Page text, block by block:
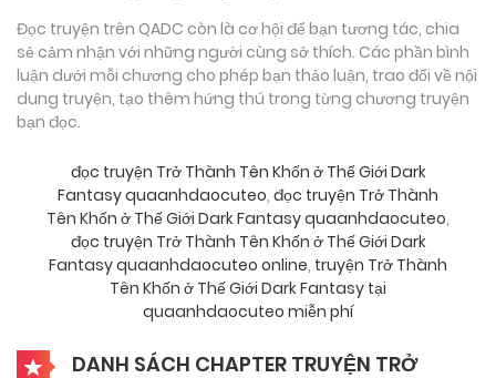
Đọc truyện trên QADC còn là cơ hội để bạn tương tác, chia
sẻ cảm nhận với những người cùng sở thích. Các phần bình
luận dưới mỗi chương cho phép bạn thảo luận, trao đổi về nội
dung truyện, tạo thêm hứng thú trong từng chương truyện
bạn đọc.
đọc truyện Trở Thành Tên Khốn ở Thế Giới Dark
Fantasy quaanhdaocuteo, đọc truyện Trở Thành
Tên Khốn ở Thế Giới Dark Fantasy quaanhdaocuteo,
đọc truyện Trở Thành Tên Khốn ở Thế Giới Dark
Fantasy quaanhdaocuteo online, truyện Trở Thành
Tên Khốn ở Thế Giới Dark Fantasy tại
quaanhdaocuteo miễn phí
DANH SÁCH CHAPTER TRUYỆN TRỞ